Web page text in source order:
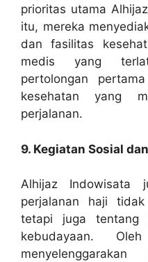
prioritas utama
itu, mereka
dan fasilitas
medis yang
pertolongan
kesehatan yang
perjalanan.
9. Kegiatan Sosial
Alhijaz Indowisata
perjalanan haji
tetapi juga tentang
kebudayaan.